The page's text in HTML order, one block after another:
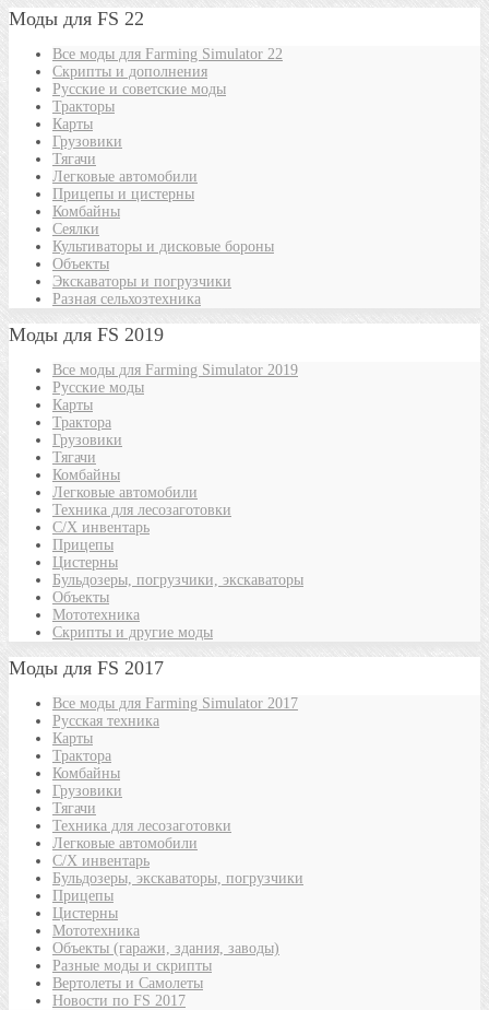
Моды для FS 22
Все моды для Farming Simulator 22
Скрипты и дополнения
Русские и советские моды
Тракторы
Карты
Грузовики
Тягачи
Легковые автомобили
Прицепы и цистерны
Комбайны
Сеялки
Культиваторы и дисковые бороны
Объекты
Экскаваторы и погрузчики
Разная сельхозтехника
Моды для FS 2019
Все моды для Farming Simulator 2019
Русские моды
Карты
Трактора
Грузовики
Тягачи
Комбайны
Легковые автомобили
Техника для лесозаготовки
С/Х инвентарь
Прицепы
Цистерны
Бульдозеры, погрузчики, экскаваторы
Объекты
Мототехника
Скрипты и другие моды
Моды для FS 2017
Все моды для Farming Simulator 2017
Русская техника
Карты
Трактора
Комбайны
Грузовики
Тягачи
Техника для лесозаготовки
Легковые автомобили
С/Х инвентарь
Бульдозеры, экскаваторы, погрузчики
Прицепы
Цистерны
Мототехника
Объекты (гаражи, здания, заводы)
Разные моды и скрипты
Вертолеты и Самолеты
Новости по FS 2017